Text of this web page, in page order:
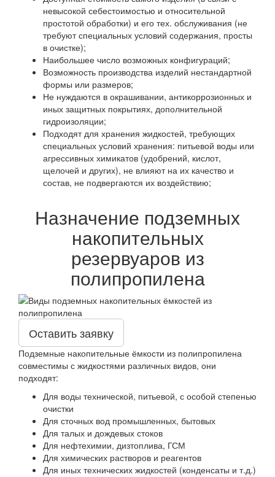
невысокой себестоимостью и относительной
простотой обработки) и его тех. обслуживания (не
требуют специальных условий содержания, просты
в очистке);
Наибольшее число возможных конфигураций;
Возможность производства изделий нестандартной
формы или размеров;
Не нуждаются в окрашивании, антикоррозионных и
иных защитных покрытиях, дополнительной
гидроизоляции;
Подходят для хранения жидкостей, требующих
специальных условий хранения: питьевой воды или
агрессивных химикатов (удобрений, кислот,
щелочей и других), не влияют на их качество и
состав, не подвергаются их воздействию;
Назначение подземных
накопительных
резервуаров из
полипропилена
Оставить заявку
Подземные накопительные ёмкости из полипропилена
совместимы с жидкостями различных видов, они
подходят:
Для воды технической, питьевой, с особой степенью
очистки
Для сточных вод промышленных, бытовых
Для талых и дождевых стоков
Для нефтехимии, дизтоплива, ГСМ
Для химических растворов и реагентов
Для иных технических жидкостей (конденсаты и т.д.)